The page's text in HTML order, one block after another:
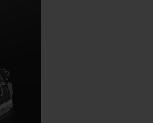
formato ao mesmo
a Arte da Fusão
uma mistura de